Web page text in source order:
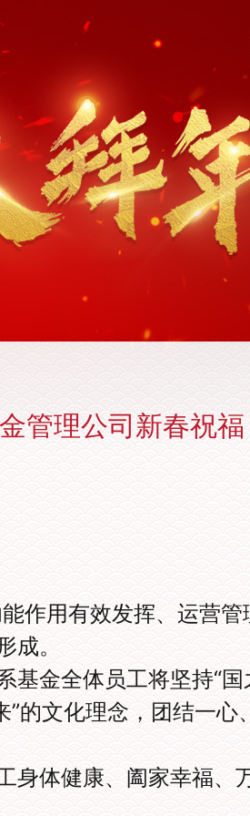
管理公司新春祝福
作用有效发挥、运营
。
基金全体员工将坚持“
的文化理念，团结一
体健康、阖家幸福、